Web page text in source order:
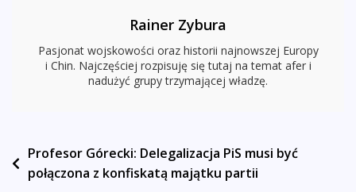
Odpowiada
Rainer Zybura
Pasjonat wojskowości oraz historii najnowszej Europy
i Chin. Najczęściej rozpisuję się tutaj na temat afer i
nadużyć grupy trzymającej władzę.
Nawigacja
wpisu
Profesor Górecki: Delegalizacja PiS musi być
połączona z konfiskatą majątku partii